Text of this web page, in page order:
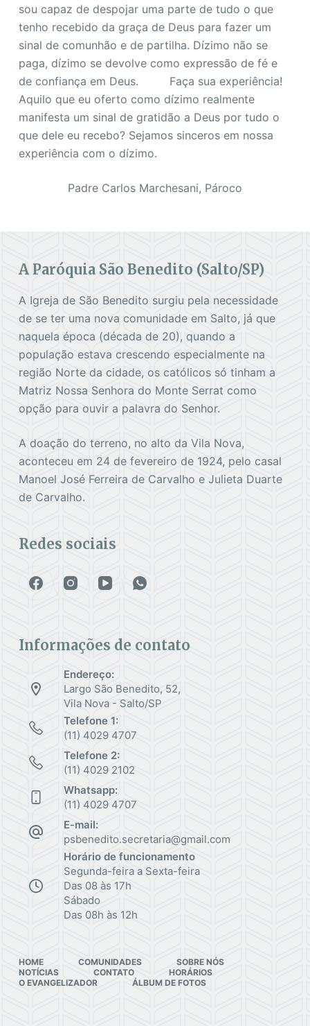
sou capaz de despojar uma parte de tudo o que
tenho recebido da graça de Deus para fazer um
sinal de comunhão e de partilha. Dízimo não se
paga, dízimo se devolve como expressão de fé e
de confiança em Deus. Faça sua experiência!
Aquilo que eu oferto como dízimo realmente
manifesta um sinal de gratidão a Deus por tudo o
que dele eu recebo? Sejamos sinceros em nossa
experiência com o dízimo.
Padre Carlos Marchesani, Pároco
A Paróquia São Benedito (Salto/SP)
A Igreja de São Benedito surgiu pela necessidade
de se ter uma nova comunidade em Salto, já que
naquela época (década de 20), quando a
população estava crescendo especialmente na
região Norte da cidade, os católicos só tinham a
Matriz Nossa Senhora do Monte Serrat como
opção para ouvir a palavra do Senhor.
A doação do terreno, no alto da Vila Nova,
aconteceu em 24 de fevereiro de 1924, pelo casal
Manoel José Ferreira de Carvalho e Julieta Duarte
de Carvalho.
Redes sociais
Informações de contato
Endereço:
Largo São Benedito, 52,
Vila Nova - Salto/SP
Telefone 1:
(11) 4029 4707
Telefone 2:
(11) 4029 2102
Whatsapp:
(11) 4029 4707
E-mail:
psbenedito.secretaria@gmail.com
Horário de funcionamento
Segunda-feira a Sexta-feira
Das 08 às 17h
Sábado
Das 08h às 12h
HOME COMUNIDADES
SOBRE NÓS
NOTÍCIAS
CONTATO
HORÁRIOS
O EVANGELIZADOR
ÁLBUM DE FOTOS